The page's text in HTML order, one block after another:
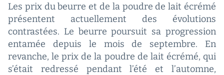
Les prix du beurre et de la poudre de lait écrémé
présentent actuellement des évolutions
contrastées. Le beurre poursuit sa progression
entamée depuis le mois de septembre. En
revanche, le prix de la poudre de lait écrémé, qui
s’était redressé pendant l’été et l’automne,